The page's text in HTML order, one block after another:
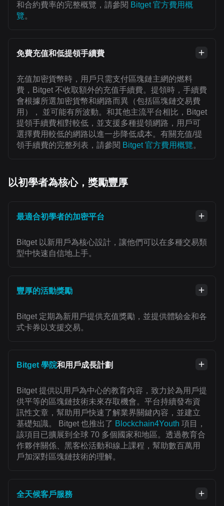
和合約費率的完整概覽，請參閱 Bitget 官方費用概
覽。
免費充值和低提領手續費
充值加密貨幣時，用戶只需支付區塊鏈主網的燃料
費，Bitget 不收取額外的充值手續費。提領時，手續費
會根據所選加密貨幣和網路而異（包括區塊鏈交易費
用）， 並可能有所波動。和其他主流平台相比，Bitget
提領手續費相對較低，並支援多種提領網路，用戶可
選擇費用較低的網路以進一步降低成本。有關充值/提
領手續費的完整列表，請參閱 Bitget 官方費用概覽。
以初學者為核心，獎勵豐厚
最適合初學者的加密平台
Bitget 以新用戶為核心設計，讓他們可以在多種交易類
型中快速自信地上手。
豐厚的活動獎勵
Bitget 定期為新用戶提供充值獎勵，並提供體驗金和各
式卡券以支援交易。
Bitget 學院和用戶成長計劃
Bitget 提供以用戶為中心的教育內容，致力於為用戶提
供平等的區塊鏈技術未來存取機會。平台持續發布資
訊性文章，幫助用戶快速了解業界關鍵內容，並建立
基礎知識。 Bitget 也推出了 Blockchain4Youth 項目，
該項目已擴展到全球 70 多個國家和地區。透過教育合
作夥伴關係、黑客松活動和線上課程，幫助數百萬用
戶加深對區塊鏈技術的理解。
全天候客戶服務